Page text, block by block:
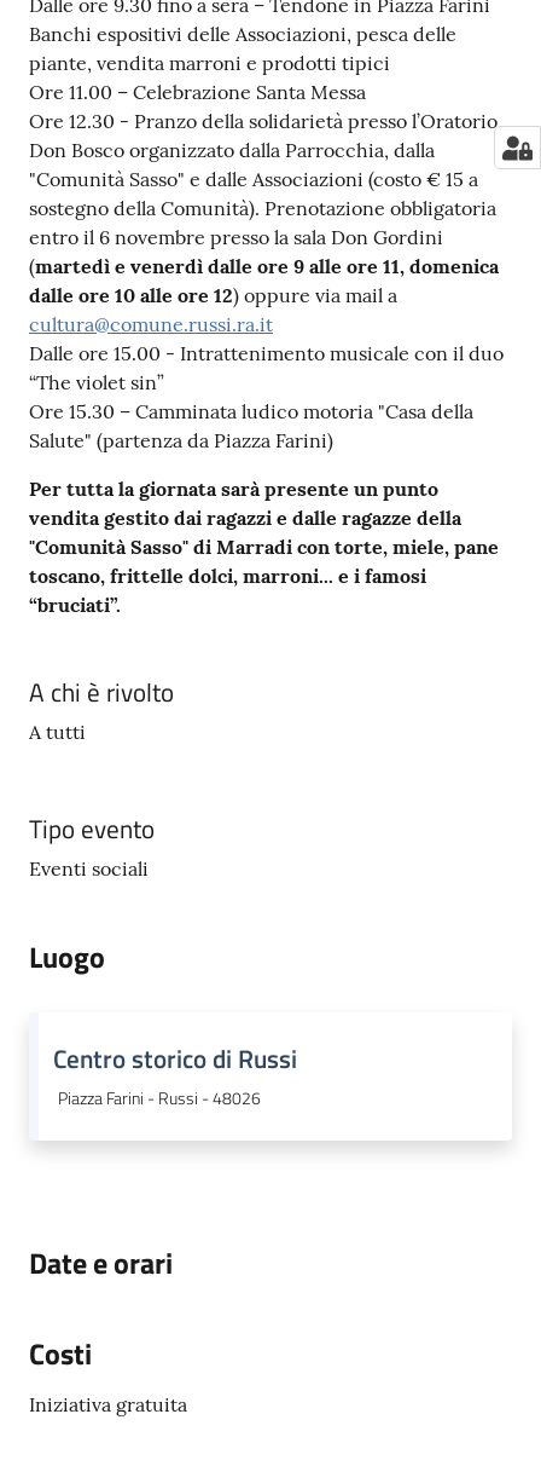
Dalle ore 9.30 fino a sera – Tendone in Piazza Farini
Banchi espositivi delle Associazioni, pesca delle
piante, vendita marroni e prodotti tipici
Ore 11.00 – Celebrazione Santa Messa
Ore 12.30 - Pranzo della solidarietà presso l’Oratorio
Don Bosco organizzato dalla Parrocchia, dalla
"Comunità Sasso" e dalle Associazioni (costo € 15 a
sostegno della Comunità). Prenotazione obbligatoria
entro il 6 novembre presso la sala Don Gordini
(martedì e venerdì dalle ore 9 alle ore 11, domenica
dalle ore 10 alle ore 12) oppure via mail a
cultura@comune.russi.ra.it
Dalle ore 15.00 - Intrattenimento musicale con il duo
“The violet sin”
Ore 15.30 – Camminata ludico motoria "Casa della
Salute" (partenza da Piazza Farini)
Per tutta la giornata sarà presente un punto
vendita gestito dai ragazzi e dalle ragazze della
"Comunità Sasso" di Marradi con torte, miele, pane
toscano, frittelle dolci, marroni... e i famosi
“bruciati”.
A chi è rivolto
A tutti
Tipo evento
Eventi sociali
Luogo
Centro storico di Russi
Piazza Farini - Russi - 48026
Date e orari
Costi
Iniziativa gratuita